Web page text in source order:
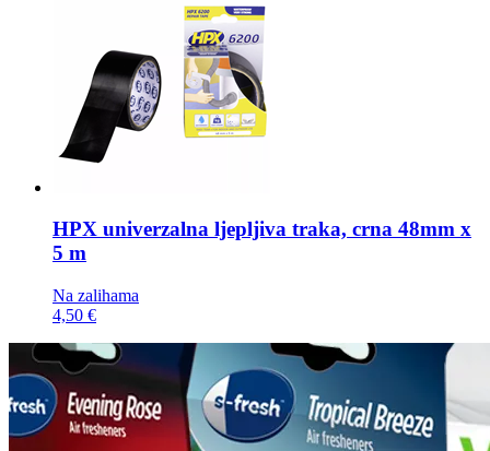
HPX univerzalna ljepljiva traka, crna 48mm x
5 m
Na zalihama
4,50 €